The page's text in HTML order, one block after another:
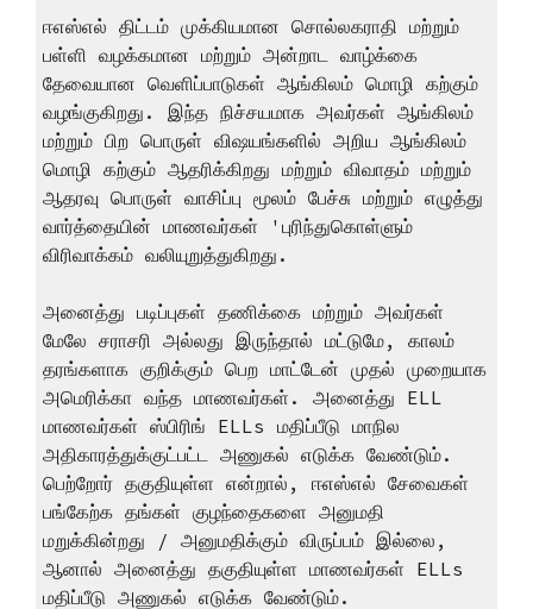
ஈஎஸ்எல் திட்டம் முக்கியமான சொல்லகராதி மற்றும்
பள்ளி வழக்கமான மற்றும் அன்றாட வாழ்க்கை
தேவையான வெளிப்பாடுகள் ஆங்கிலம் மொழி கற்கும்
வழங்குகிறது. இந்த நிச்சயமாக அவர்கள் ஆங்கிலம்
மற்றும் பிற பொருள் விஷயங்களில் அறிய ஆங்கிலம்
மொழி கற்கும் ஆதரிக்கிறது மற்றும் விவாதம் மற்றும்
ஆதரவு பொருள் வாசிப்பு மூலம் பேச்சு மற்றும் எழுத்து
வார்த்தையின் மாணவர்கள் 'புரிந்துகொள்ளும்
விரிவாக்கம் வலியுறுத்துகிறது.
அனைத்து படிப்புகள் தணிக்கை மற்றும் அவர்கள்
மேலே சராசரி அல்லது இருந்தால் மட்டுமே, காலம்
தரங்களாக குறிக்கும் பெற மாட்டேன் முதல் முறையாக
அமெரிக்கா வந்த மாணவர்கள். அனைத்து ELL
மாணவர்கள் ஸ்பிரிங் ELLs மதிப்பீடு மாநில
அதிகாரத்துக்குட்பட்ட அணுகல் எடுக்க வேண்டும்.
பெற்றோர் தகுதியுள்ள என்றால், ஈஎஸ்எல் சேவைகள்
பங்கேற்க தங்கள் குழந்தைகளை அனுமதி
மறுக்கின்றது / அனுமதிக்கும் விருப்பம் இல்லை,
ஆனால் அனைத்து தகுதியுள்ள மாணவர்கள் ELLs
மதிப்பீடு அணுகல் எடுக்க வேண்டும்.